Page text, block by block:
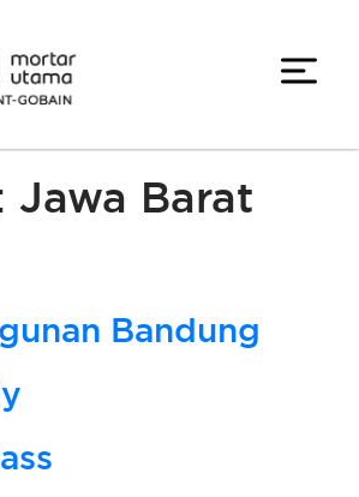
Jawa Barat
Bandung